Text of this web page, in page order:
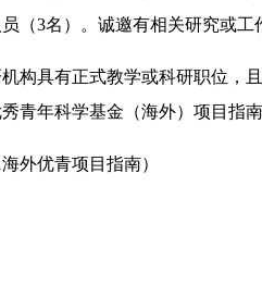
（3名）。诚邀有相关研究或工
构具有正式教学或科研职位，
青年科学基金（海外）项目指南
外优青项目指南）